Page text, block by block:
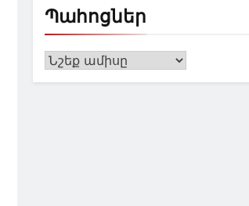
Պահոցներ
Պահոցներ